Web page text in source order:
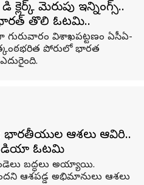
క్లెర్క్ మెరుపు ఇన్నింగ్స్‌..
తొలి ఓటమి..
విశాఖపట్టణం ఏసీఏ-
పోరులో భారత
భారతీయుల ఆశలు ఆవిరి..
ఓటమి
బద్ధలు అయ్యాయి.
ఆశపడ్డ అభిమానులు ఆశలు